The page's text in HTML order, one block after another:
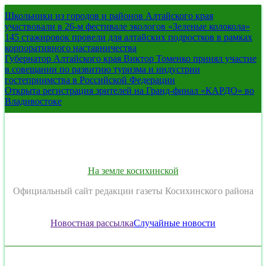
Перейти
к
содержимому
Школьники из городов и районов Алтайского края
участвовали в 26-м фестивале экологов «Зеленые колокола»
145 стажировок провели для алтайских подростков в рамках
корпоративного наставничества
Губернатор Алтайского края Виктор Томенко принял участие
в совещании по развитию туризма и индустрии
гостеприимства в Российской Федерации
Открыта регистрация зрителей на Гранд-финал «КАРДО» во
Владивостоке
На земле косихинской
Официальный сайт редакции газеты Косихинского района
Новостная рассылкаСлучайные новости